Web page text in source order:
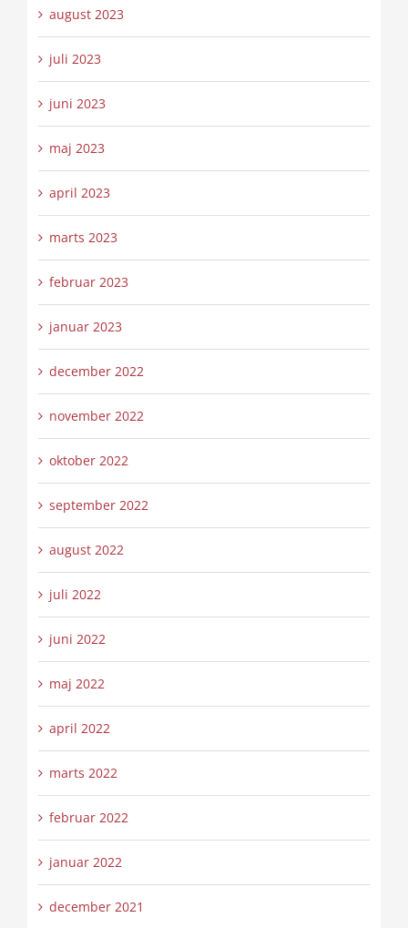
august 2023
juli 2023
juni 2023
maj 2023
april 2023
marts 2023
februar 2023
januar 2023
december 2022
november 2022
oktober 2022
september 2022
august 2022
juli 2022
juni 2022
maj 2022
april 2022
marts 2022
februar 2022
januar 2022
december 2021